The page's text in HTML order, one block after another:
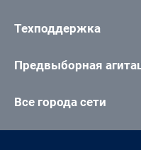
Техподдержка
Предвыборная
Все города сети